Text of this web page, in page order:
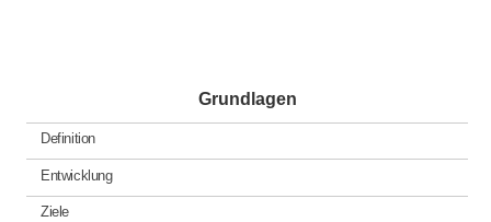
Grundlagen
Definition
Entwicklung
Ziele